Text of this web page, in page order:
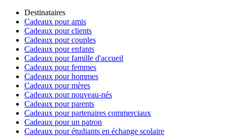
Destinataires
Cadeaux pour amis
Cadeaux pour clients
Cadeaux pour couples
Cadeaux pour enfants
Cadeaux pour famille d'accueil
Cadeaux pour femmes
Cadeaux pour hommes
Cadeaux pour mères
Cadeaux pour nouveau-nés
Cadeaux pour parents
Cadeaux pour partenaires commerciaux
Cadeaux pour un patron
Cadeaux pour étudiants en échange scolaire